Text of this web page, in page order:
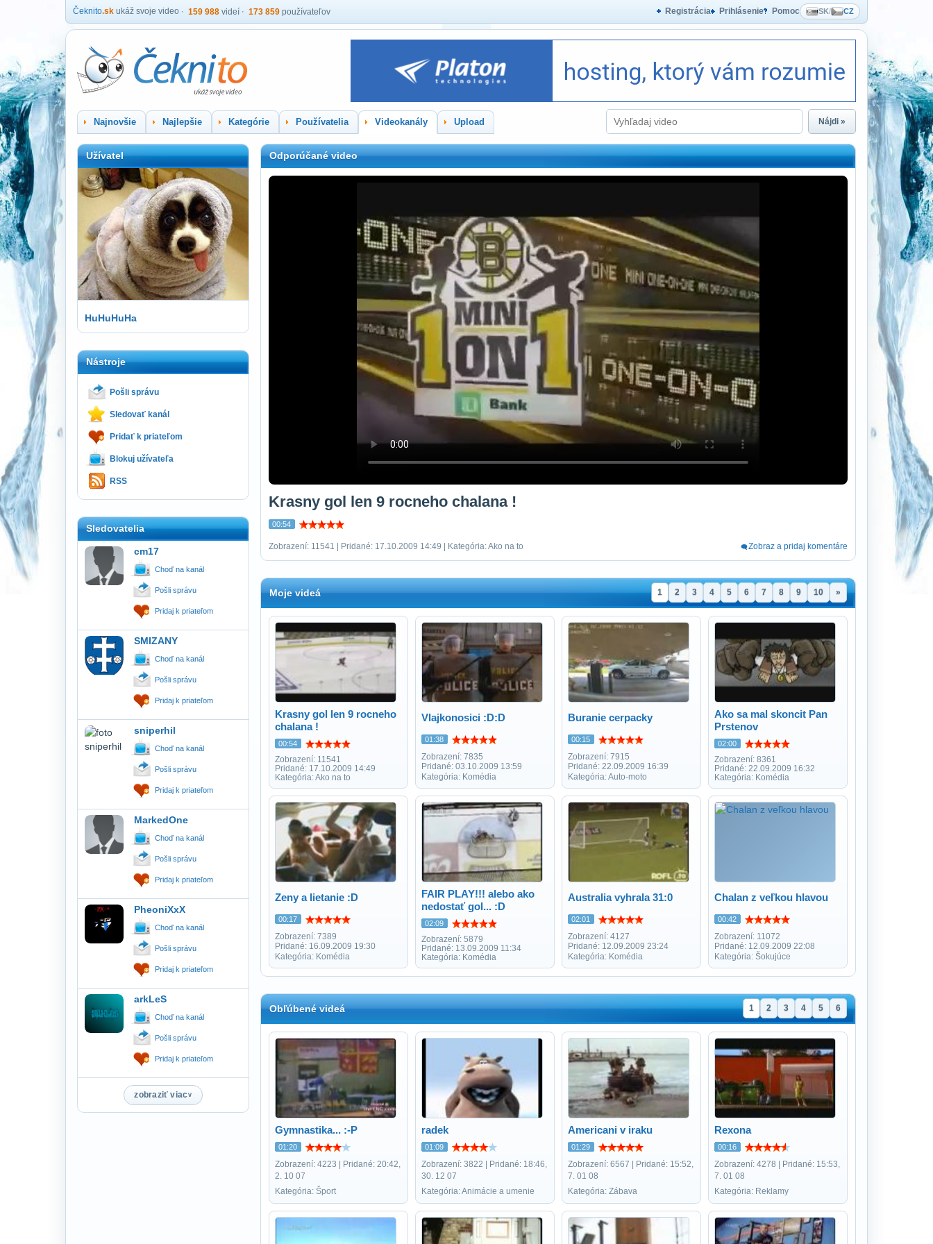
Čeknito.sk ukáž svoje video 159 988 videí 173 859 používateľov Registrácia Prihlásenie Pomoc SK/ CZ
Najnovšie Najlepšie Kategórie Používatelia Videokanály Upload Nájdi »
Užívatel
HuHuHuHa
Nástroje
Pošli správu
Sledovať kanál
Pridať k priateľom
Blokuj užívateľa
RSS
Sledovatelia
cm17
Choď na kanál
Pošli správu
Pridaj k priateľom
SMIZANY
Choď na kanál
Pošli správu
Pridaj k priateľom
sniperhil
Choď na kanál
Pošli správu
Pridaj k priateľom
MarkedOne
Choď na kanál
Pošli správu
Pridaj k priateľom
PheoniXxX
Choď na kanál
Pošli správu
Pridaj k priateľom
arkLeS
Choď na kanál
Pošli správu
Pridaj k priateľom
zobraziť viac
Odporúčané video
Krasny gol len 9 rocneho chalana !
00:54
Zobrazení: 11541 | Pridané: 17.10.2009 14:49 | Kategória: Ako na to Zobraz a pridaj komentáre
Moje videá 1 2 3 4 5 6 7 8 9 10 »
Krasny gol len 9 rocneho
chalana !
00:54
Zobrazení: 11541
Pridané: 17.10.2009 14:49
Kategória: Ako na to
Vlajkonosici :D:D
01:38
Zobrazení: 7835
Pridané: 03.10.2009 13:59
Kategória: Komédia
Buranie cerpacky
00:15
Zobrazení: 7915
Pridané: 22.09.2009 16:39
Kategória: Auto-moto
Ako sa mal skoncit Pan
Prstenov
02:00
Zobrazení: 8361
Pridané: 22.09.2009 16:32
Kategória: Komédia
Zeny a lietanie :D
00:17
Zobrazení: 7389
Pridané: 16.09.2009 19:30
Kategória: Komédia
FAIR PLAY!!! alebo ako
nedostať gol... :D
02:09
Zobrazení: 5879
Pridané: 13.09.2009 11:34
Kategória: Komédia
Australia vyhrala 31:0
02:01
Zobrazení: 4127
Pridané: 12.09.2009 23:24
Kategória: Komédia
Chalan z veľkou hlavou
00:42
Zobrazení: 11072
Pridané: 12.09.2009 22:08
Kategória: Šokujúce
Obľúbené videá 1 2 3 4 5 6
Gymnastika... :-P
01:20
Zobrazení: 4223 | Pridané: 20:42,
2. 10 07
Kategória: Šport
radek
01:09
Zobrazení: 3822 | Pridané: 18:46,
30. 12 07
Kategória: Animácie a umenie
Americani v iraku
01:29
Zobrazení: 6567 | Pridané: 15:52,
7. 01 08
Kategória: Zábava
Rexona
00:16
Zobrazení: 4278 | Pridané: 15:53,
7. 01 08
Kategória: Reklamy